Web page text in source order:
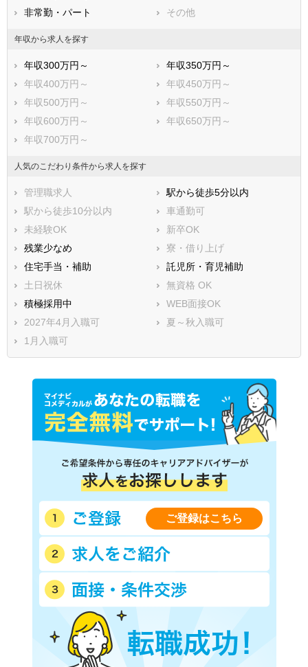
非常勤・パート
その他
年収から求人を探す
年収300万円～
年収350万円～
年収400万円～
年収450万円～
年収500万円～
年収550万円～
年収600万円～
年収650万円～
年収700万円～
人気のこだわり条件から求人を探す
管理職求人
駅から徒歩5分以内
駅から徒歩10分以内
車通勤可
未経験OK
新卒OK
残業少なめ
寮・借り上げ
住宅手当・補助
託児所・育児補助
土日祝休
無資格 OK
積極採用中
WEB面接OK
2027年4月入職可
夏～秋入職可
1月入職可
ご登録はこちら